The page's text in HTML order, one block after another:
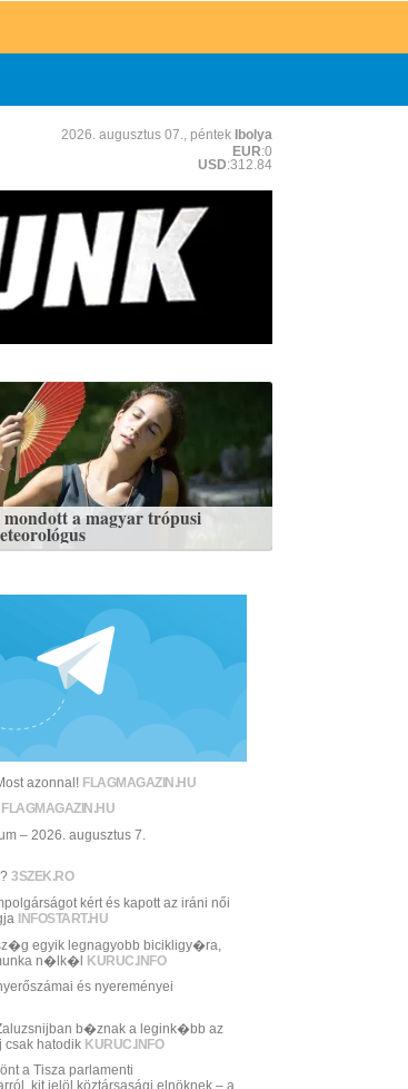
2026. augusztus 07., péntek Ibolya
EUR:0
USD:312.84
mondott a magyar trópusi
azonnal! FLAGMAGAZIN.HU
FLAGMAGAZIN.HU
– 2026. augusztus 7.
3SZEK.RO
kért és kapott az iráni női
INFOSTART.HU
egyik legnagyobb bicikligy�ra,
n�lk�l KURUC.INFO
és nyereményei
b�znak a legink�bb az
hatodik KURUC.INFO
a Tisza parlamenti